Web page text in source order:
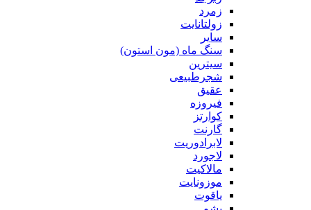
زمرد
زولتانایت
سایر
سنگ ماه (مون استون)
سیترین
شجرطبیعی
عقیق
فیروزه
کوارتز
گارنت
لابرادوریت
لاجورد
مالاکیت
موزونایت
یاقوت